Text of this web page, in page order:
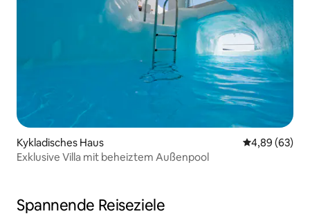
Kykladisches Haus
4,89 (63)
Exklusive Villa mit beheiztem Außenpool
Spannende Reiseziele